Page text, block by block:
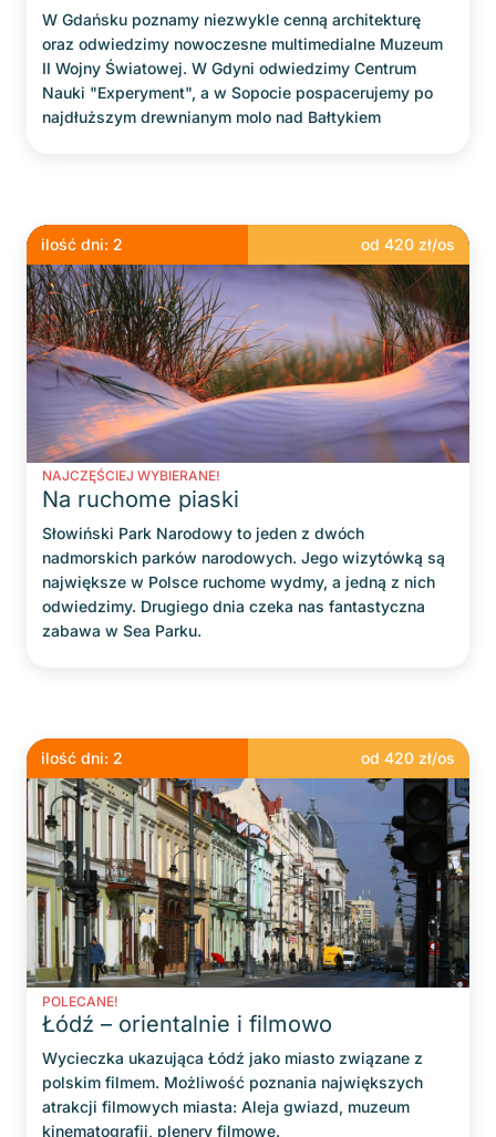
W Gdańsku poznamy niezwykle cenną architekturę
oraz odwiedzimy nowoczesne multimedialne Muzeum
II Wojny Światowej. W Gdyni odwiedzimy Centrum
Nauki "Experyment", a w Sopocie pospacerujemy po
najdłuższym drewnianym molo nad Bałtykiem
ilość dni: 2 od420 zł/os
NAJCZĘŚCIEJ WYBIERANE!
Na ruchome piaski
Słowiński Park Narodowy to jeden z dwóch
nadmorskich parków narodowych. Jego wizytówką są
największe w Polsce ruchome wydmy, a jedną z nich
odwiedzimy. Drugiego dnia czeka nas fantastyczna
zabawa w Sea Parku.
ilość dni: 2 od420 zł/os
POLECANE!
Łódź – orientalnie i filmowo
Wycieczka ukazująca Łódź jako miasto związane z
polskim filmem. Możliwość poznania największych
atrakcji filmowych miasta: Aleja gwiazd, muzeum
kinematografii, plenery filmowe.